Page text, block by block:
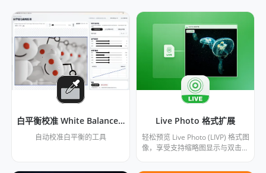
白平衡校准 White Balance Calibrator
自动校准白平衡的工具
Live Photo 格式扩展
轻松预览 Live Photo (LIVP) 格式图
像，享受支持缩略图显示与双击预